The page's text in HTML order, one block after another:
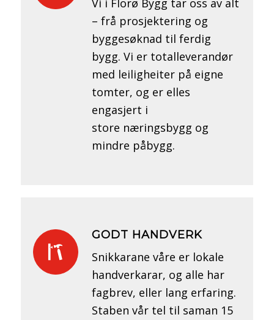
– frå prosjektering og
byggesøknad til ferdig
bygg. Vi er totalleverandør
med leiligheiter på eigne
tomter, og er elles
engasjert i
store næringsbygg og
mindre påbygg.
GODT HANDVERK
Snikkarane våre er lokale
handverkarar, og alle har
fagbrev, eller lang erfaring.
Staben vår tel til saman 15